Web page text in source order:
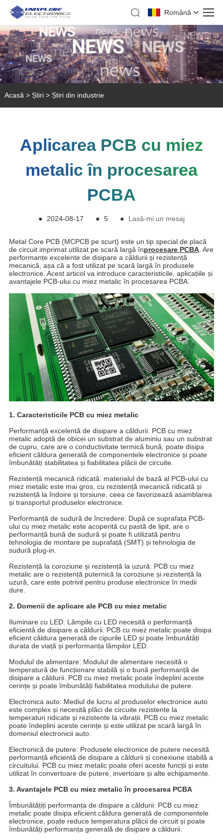
Română
Acasă > Știri> Știri din industrie
Aplicarea PCB cu miez
metalic în procesarea
PCBA
● 2024-08-17 ● 5 ● Lasă-mi un mesaj
Metal Core PCB (MCPCB pe scurt) este un tip special de placă
de circuit imprimat utilizat pe scară largă înprocesare PCBA. Are
performanțe excelente de disipare a căldurii și rezistență
mecanică, așa că a fost utilizat pe scară largă în produsele
electronice. Acest articol va introduce caracteristicile, aplicațiile și
avantajele PCB-ului cu miez metalic în procesarea PCBA.
1. Caracteristicile PCB cu miez metalic
Performanță excelentă de disipare a căldurii: PCB cu miez
metalic adoptă de obicei un substrat de aluminiu sau un substrat
de cupru, care are o conductivitate termică bună, poate disipa
eficient căldura generată de componentele electronice și poate
îmbunătăți stabilitatea și fiabilitatea plăcii de circuite.
Rezistență mecanică ridicată: materialul de bază al PCB-ului cu
miez metalic este mai gros, cu rezistență mecanică ridicată și
rezistență la îndoire și torsiune, ceea ce favorizează asamblarea
și transportul produselor electronice.
Performanță de sudură de încredere: După ce suprafața PCB-
ului cu miez metalic este acoperită cu pastă de lipit, are o
performanță bună de sudură și poate fi utilizată pentru
tehnologia de montare pe suprafață (SMT) și tehnologia de
sudură plug-in.
Rezistență la coroziune și rezistență la uzură: PCB cu miez
metalic are o rezistență puternică la coroziune și rezistență la
uzură, care este potrivit pentru produse electronice în medii
dure.
2. Domenii de aplicare ale PCB cu miez metalic
Iluminare cu LED: Lămpile cu LED necesită o performanță
eficientă de disipare a căldurii. PCB cu miez metalic poate disipa
eficient căldura generată de cipurile LED și poate îmbunătăți
durata de viață și performanța lămpilor LED.
Modulul de alimentare: Modulul de alimentare necesită o
temperatură de funcționare stabilă și o bună performanță de
disipare a căldurii. PCB cu miez metalic poate îndeplini aceste
cerințe și poate îmbunătăți fiabilitatea modulului de putere.
Electronica auto: Mediul de lucru al produselor electronice auto
este complex și necesită plăci de circuite rezistente la
temperaturi ridicate și rezistente la vibrații. PCB cu miez metalic
poate îndeplini aceste cerințe și este utilizat pe scară largă în
domeniul electronicii auto.
Electronică de putere: Produsele electronice de putere necesită
performanță eficientă de disipare a căldurii și conexiune stabilă a
circuitului. PCB cu miez metalic poate oferi aceste funcții și este
utilizat în convertoare de putere, invertoare și alte echipamente.
3. Avantajele PCB cu miez metalic în procesarea PCBA
Îmbunătățiți performanța de disipare a căldurii: PCB cu miez
metalic poate disipa eficient căldura generată de componentele
electronice, poate reduce temperatura plăcii de circuit și poate
îmbunătăți performanța generală de disipare a căldurii.